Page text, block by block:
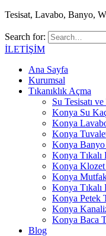
Tesisat, Lavabo, Banyo,
Search for:
İLETİŞİM
Ana Sayfa
Kurumsal
Tıkanıklık Açma
Su Tesisatı
Konya Su
Konya
Konya
Konya
Konya Tıkalı
Konya Klozet
Konya
Konya Tıkalı
Konya Petek
Konya
Konya Baca
Blog